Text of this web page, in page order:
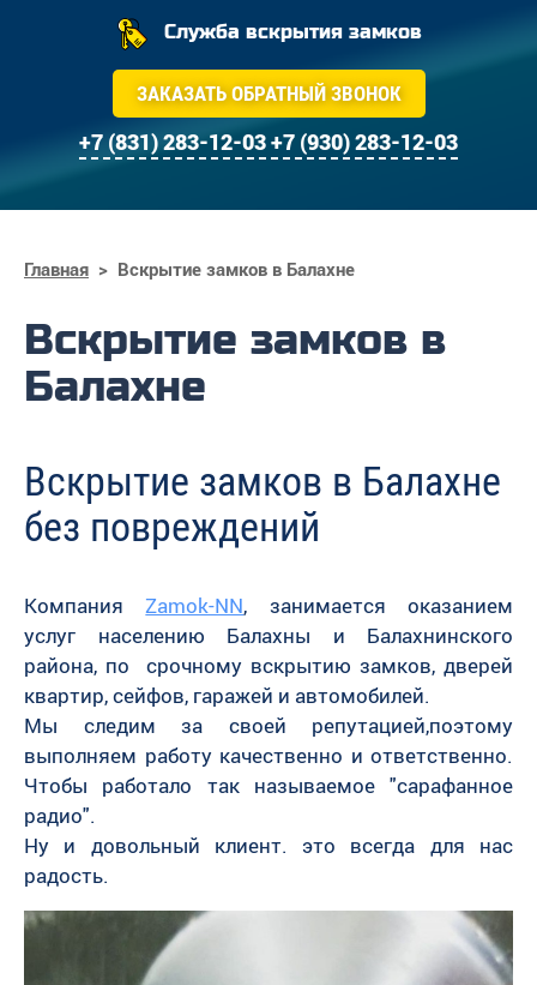
Главная > Вскрытие замков в Балахне
Вскрытие замков в
Балахне
Вскрытие замков в Балахне
без повреждений
КомпанияZamok-NN, занимается оказанием
услуг населению Балахны и Балахнинского
района, по срочному вскрытию замков, дверей
квартир, сейфов, гаражей и автомобилей.
Мы следим за своей репутацией,поэтому
выполняем работу качественно и ответственно.
Чтобы работало так называемое "сарафанное
радио".
Ну и довольный клиент. это всегда для нас
радость.
Служба вскрытия замков
ЗАКАЗАТЬ ОБРАТНЫЙ ЗВОНОК
+7 (831) 283-12-03+7 (930) 283-12-03